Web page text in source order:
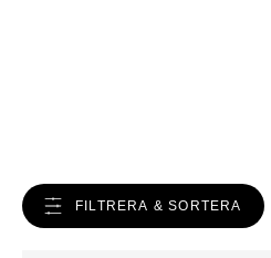
FILTRERA & SORTERA